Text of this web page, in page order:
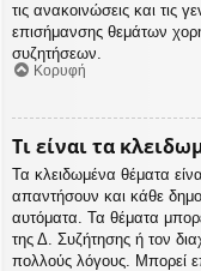
τις ανακοινώσεις και τις
επισήμανσης θεμάτων
συζητήσεων.
Κορυφή
Τι είναι τα
Τα κλειδωμένα θέματα
απαντήσουν και κάθε
αυτόματα. Τα θέματα
της Δ. Συζήτησης ή τον
πολλούς λόγους. Μπορεί